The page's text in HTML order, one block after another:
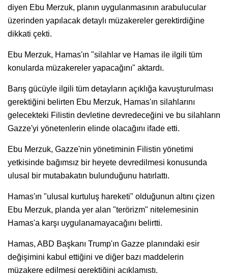
diyen Ebu Merzuk, planın uygulanmasının arabulucular
üzerinden yapılacak detaylı müzakereler gerektirdiğine
dikkati çekti.
Ebu Merzuk, Hamas'ın "silahlar ve Hamas ile ilgili tüm
konularda müzakereler yapacağını" aktardı.
Barış gücüyle ilgili tüm detayların açıklığa kavuşturulması
gerektiğini belirten Ebu Merzuk, Hamas'ın silahlarını
gelecekteki Filistin devletine devredeceğini ve bu silahların
Gazze'yi yönetenlerin elinde olacağını ifade etti.
Ebu Merzuk, Gazze'nin yönetiminin Filistin yönetimi
yetkisinde bağımsız bir heyete devredilmesi konusunda
ulusal bir mutabakatın bulunduğunu hatırlattı.
Hamas'ın "ulusal kurtuluş hareketi" olduğunun altını çizen
Ebu Merzuk, planda yer alan "terörizm" nitelemesinin
Hamas'a karşı uygulanamayacağını belirtti.
Hamas, ABD Başkanı Trump'ın Gazze planındaki esir
değişimini kabul ettiğini ve diğer bazı maddelerin
müzakere edilmesi gerektiğini açıklamıştı.